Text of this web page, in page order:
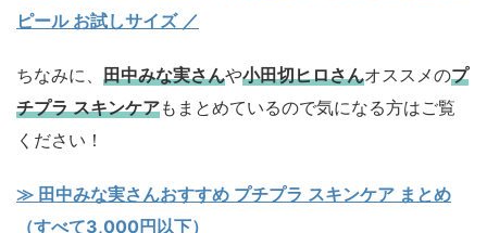
ピール お試しサイズ／
ちなみに、 田中みな実さんや小田切ヒロさんオススメのプ
チプラ スキンケアもまとめているので気になる方はご覧
ください！
≫ 田中みな実さんおすすめ プチプラ スキンケア まとめ
（すべて3,000円以下）